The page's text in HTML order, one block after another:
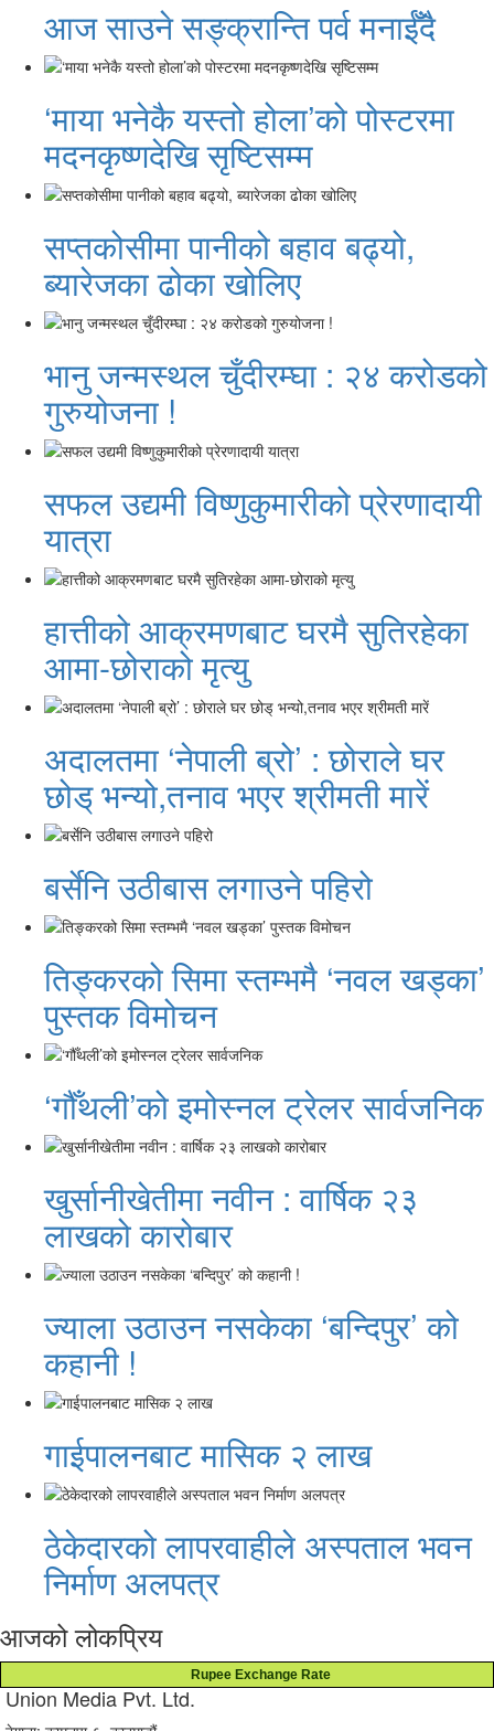
आज साउने सङ्क्रान्ति पर्व मनाईँदै
‘माया भनेकै यस्तो होला’को पोस्टरमा
मदनकृष्णदेखि सृष्टिसम्म
सप्तकोसीमा पानीको बहाव बढ्यो,
ब्यारेजका ढोका खोलिए
भानु जन्मस्थल चुँदीरम्घा : २४ करोडको
गुरुयोजना !
सफल उद्यमी विष्णुकुमारीको प्रेरणादायी
यात्रा
हात्तीको आक्रमणबाट घरमै सुतिरहेका
आमा-छोराको मृत्यु
अदालतमा ‘नेपाली ब्रो’ : छोराले घर
छोड् भन्यो,तनाव भएर श्रीमती मारें
बर्सेनि उठीबास लगाउने पहिरो
तिङ्करको सिमा स्तम्भमै ‘नवल खड्का’
पुस्तक विमोचन
‘गौँथली’को इमोस्नल ट्रेलर सार्वजनिक
खुर्सानीखेतीमा नवीन : वार्षिक २३
लाखको कारोबार
ज्याला उठाउन नसकेका ‘बन्दिपुर’ को
कहानी !
गाईपालनबाट मासिक २ लाख
ठेकेदारको लापरवाहीले अस्पताल भवन
निर्माण अलपत्र
आजको लोकप्रिय
Rupee Exchange Rate
Union Media Pvt. Ltd.